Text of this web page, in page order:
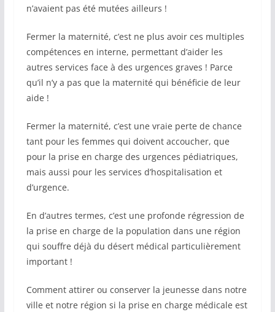
n’avaient pas été mutées ailleurs !
Fermer la maternité, c’est ne plus avoir ces multiples
compétences en interne, permettant d’aider les
autres services face à des urgences graves ! Parce
qu’il n’y a pas que la maternité qui bénéficie de leur
aide !
Fermer la maternité, c’est une vraie perte de chance
tant pour les femmes qui doivent accoucher, que
pour la prise en charge des urgences pédiatriques,
mais aussi pour les services d’hospitalisation et
d’urgence.
En d’autres termes, c’est une profonde régression de
la prise en charge de la population dans une région
qui souffre déjà du désert médical particulièrement
important !
Comment attirer ou conserver la jeunesse dans notre
ville et notre région si la prise en charge médicale est